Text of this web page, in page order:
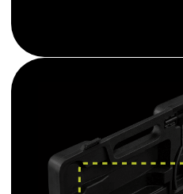
Индивидуальные
решения для вашего
бизнеса
Обсудим детали вашего
Базовый
Пилотный проект для проверки